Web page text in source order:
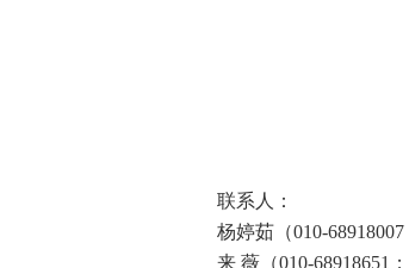
联系人：
杨婷茹 （010-68918007
来 薇 （010-68918651 ；